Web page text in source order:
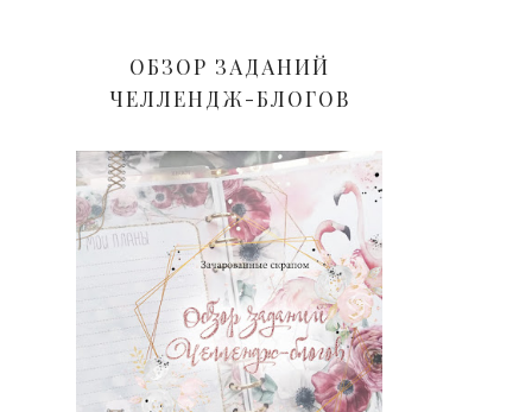
ОБЗОР ЗАДАНИЙ
ЧЕЛЛЕНДЖ-БЛОГОВ